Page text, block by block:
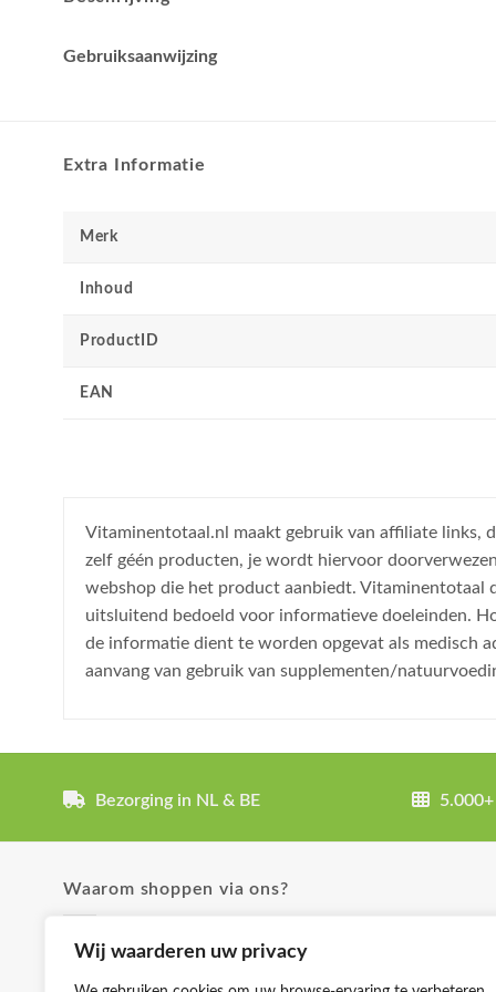
Wij waarderen uw privacy
Gebruiksaanwijzing
Extra Informatie
Merk
Inhoud
ProductID
EAN
Vitaminentotaal.nl maakt gebruik van affiliate links,
zelf géén producten, je wordt hiervoor
webshop die het product aanbiedt. Vitaminentotaal
uitsluitend bedoeld voor informatieve doeleinden.
de informatie dient te worden opgevat als medisch
aanvang van gebruik van supplementen/
Bezorging in NL & BE
Waarom shoppen via ons?
✓ Uitgebreide product omschrijvingen